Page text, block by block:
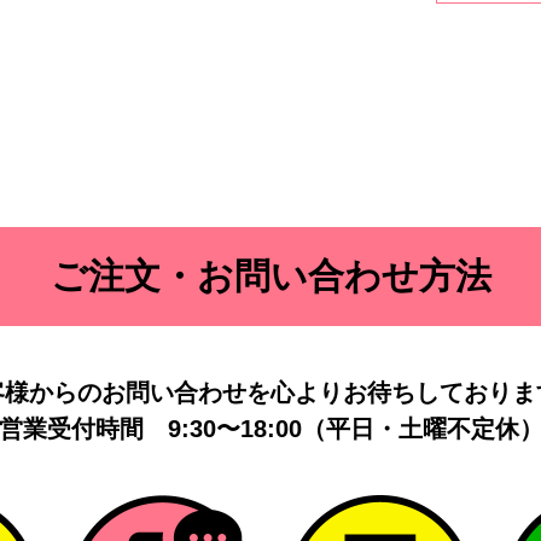
ご注文・お問い合わせ方法
からのお問い合わせを心よりお待ちしており
業受付時間 9:30〜18:00（平日・土曜不定休